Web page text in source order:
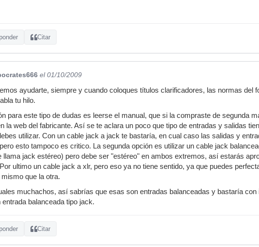
Citar
el 01/10/2009
ayudarte, siempre y cuando coloques títulos clarificadores, las normas del
tu hilo.
para este tipo de dudas es leerse el manual, que si la compraste de segunda
la web del fabricante. Así se te aclara un poco que tipo de entradas y salidas
utilizar. Con un cable jack a jack te bastaría, en cual caso las salidas y
esto tampoco es critico. La segunda opción es utilizar un cable jack
llama jack estéreo) pero debe ser "estéreo" en ambos extremos, así estarás
ultimo un cable jack a xlr, pero eso ya no tiene sentido, ya que puedes
que la otra.
muchachos, así sabrías que esas son entradas balanceadas y bastaría con
balanceada tipo jack.
Citar